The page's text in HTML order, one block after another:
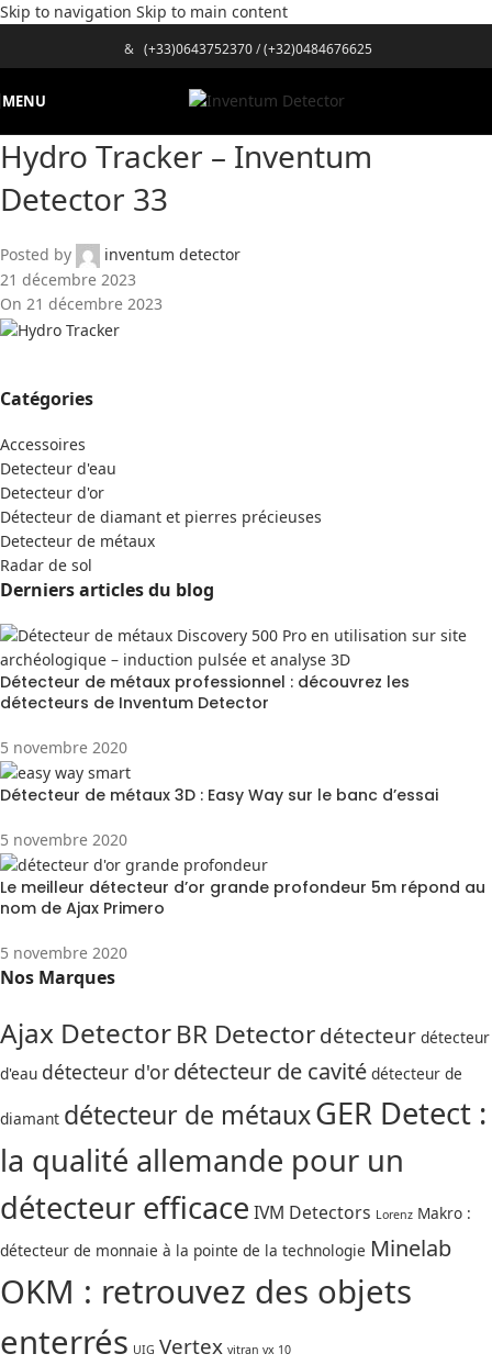
Skip to navigation Skip to main content
& (+33)0643752370/(+32)0484676625
MENU
Hydro Tracker – Inventum
Detector 33
Posted by
inventum detector
21 décembre 2023
On 21 décembre 2023
Catégories
Accessoires
Detecteur d'eau
Detecteur d'or
Détecteur de diamant et pierres précieuses
Detecteur de métaux
Radar de sol
Derniers articles du blog
Détecteur de métaux professionnel : découvrez les
détecteurs de Inventum Detector
5 novembre 2020
Détecteur de métaux 3D : Easy Way sur le banc d’essai
5 novembre 2020
Le meilleur détecteur d’or grande profondeur 5m répond au
nom de Ajax Primero
5 novembre 2020
Nos Marques
Ajax DetectorBR Detectordétecteur détecteur
d'eau détecteur d'or détecteur de cavité détecteur de
diamant détecteur de métauxGER Detect :
la qualité allemande pour un
détecteur efficace IVM Detectors Lorenz Makro :
détecteur de monnaie à la pointe de la technologie Minelab
OKM : retrouvez des objets
enterrés UIG Vertex vitran vx 10